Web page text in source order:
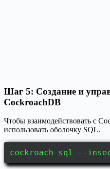
Шаг 5: Создание и
CockroachDB
Чтобы взаимодействовать с
использовать оболочку SQL.
cockroach sql --